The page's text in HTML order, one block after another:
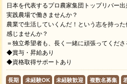
日本を代表するプロ農家集団トップリバー
実践農場で働きませんか？
農業で生活していくんだ！という志を持っ
感じませんか？
＝独立希望者も、長く一緒に頑張ってくだ
◆賞与・昇給あり
◆資格取得サポートあり
長期 未経験OK 未経験歓迎 複数名募集